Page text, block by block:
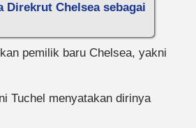
Direkrut Chelsea sebagai
pemilik baru Chelsea, yakni
Tuchel menyatakan dirinya